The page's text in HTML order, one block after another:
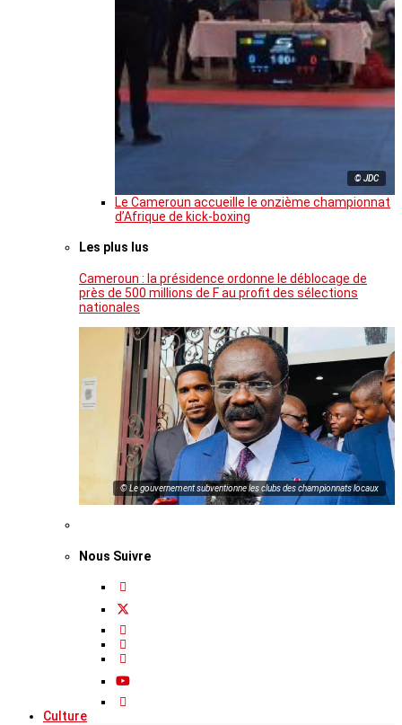
© JDC
Le Cameroun accueille le onzième championnat
d’Afrique de kick-boxing
Les plus lus
Cameroun : la présidence ordonne le déblocage de
près de 500 millions de F au profit des sélections
nationales
© Le gouvernement subventionne les clubs des championnats locaux
Nous Suivre
Culture